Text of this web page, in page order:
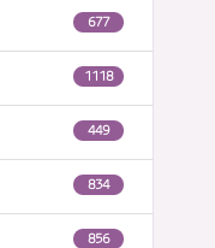
677
1118
449
834
856